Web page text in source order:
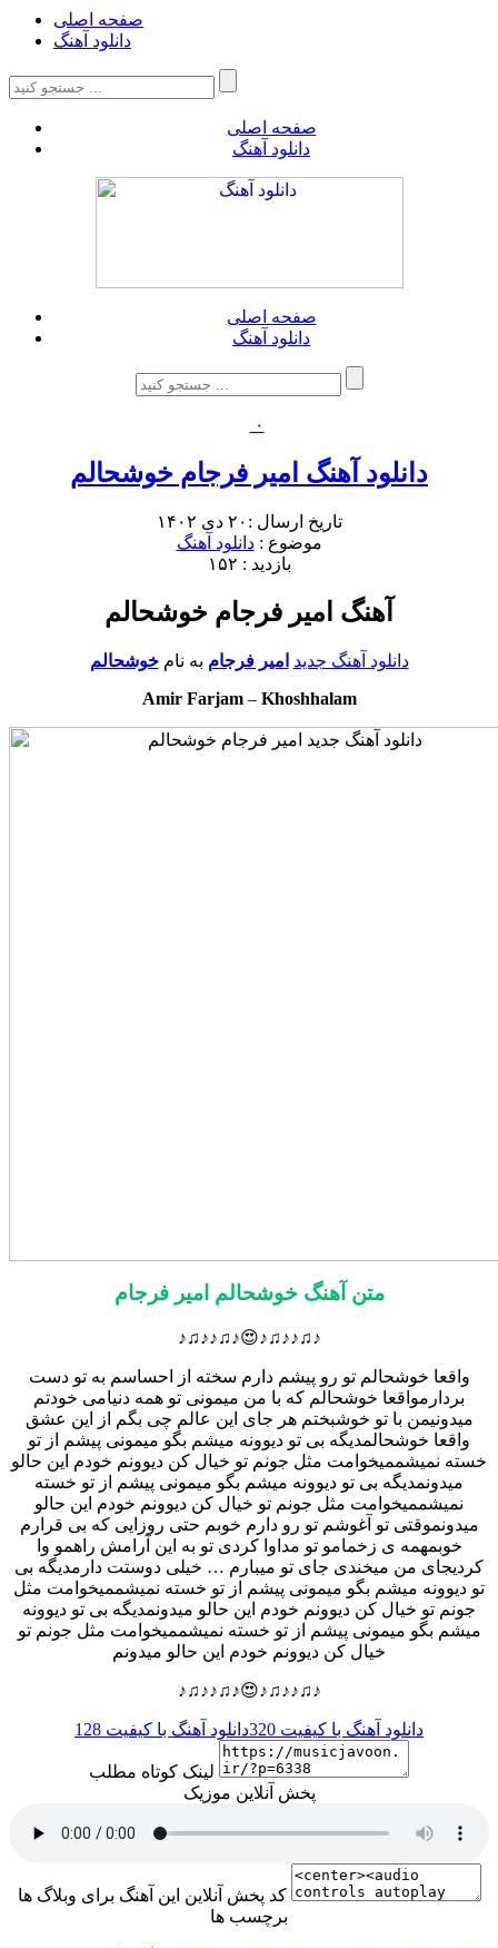
صفحه اصلی
دانلود آهنگ
صفحه اصلی
دانلود آهنگ
صفحه اصلی
دانلود آهنگ
۰
دانلود آهنگ امیر فرجام خوشحالم
تاریخ ارسال :۲۰ دی ۱۴۰۲
موضوع :دانلود آهنگ
بازدید : ۱۵۲
آهنگ امیر فرجام خوشحالم
دانلود آهنگ جدید امیر فرجام به نامخوشحالم
Amir Farjam– Khoshhalam
متن آهنگ خوشحالم امیر فرجام
♪♫♪♪♫♪😍♪♫♪♪♫♪
واقعا خوشحالم تو رو پیشم دارم سخته از احساسم به تو دست
بردارمواقعا خوشحالم که با من میمونی تو همه دنیامی خودتم
میدونیمن با تو خوشبختم هر جای این عالم چی بگم از این عشق
واقعا خوشحالمدیگه بی تو دیوونه میشم بگو میمونی پیشم از تو
خسته نمیشممیخوامت مثل جونم تو خیال کن دیوونم خودم این حالو
میدونمدیگه بی تو دیوونه میشم بگو میمونی پیشم از تو خسته
نمیشممیخوامت مثل جونم تو خیال کن دیوونم خودم این حالو
میدونموقتی تو آغوشم تو رو دارم خوبم حتی روزایی که بی قرارم
خوبمهمه ی زخمامو تو مداوا کردی تو به این آرامش راهمو وا
کردیجای من میخندی جای تو میبارم … خیلی دوستت دارمدیگه بی
تو دیوونه میشم بگو میمونی پیشم از تو خسته نمیشممیخوامت مثل
جونم تو خیال کن دیوونم خودم این حالو میدونمدیگه بی تو دیوونه
میشم بگو میمونی پیشم از تو خسته نمیشممیخوامت مثل جونم تو
خیال کن دیوونم خودم این حالو میدونم
♪♫♪♪♫♪😍♪♫♪♪♫♪
دانلود آهنگ با کیفیت 320 دانلود آهنگ با کیفیت 128
لینک کوتاه مطلب
پخش آنلاین موزیک
کد پخش آنلاین این آهنگ برای وبلاگ ها
برچسب ها